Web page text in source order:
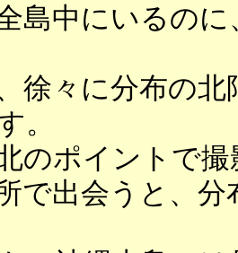
島中にいるの
徐々に分布の
。
のポイントで
で出会うと、